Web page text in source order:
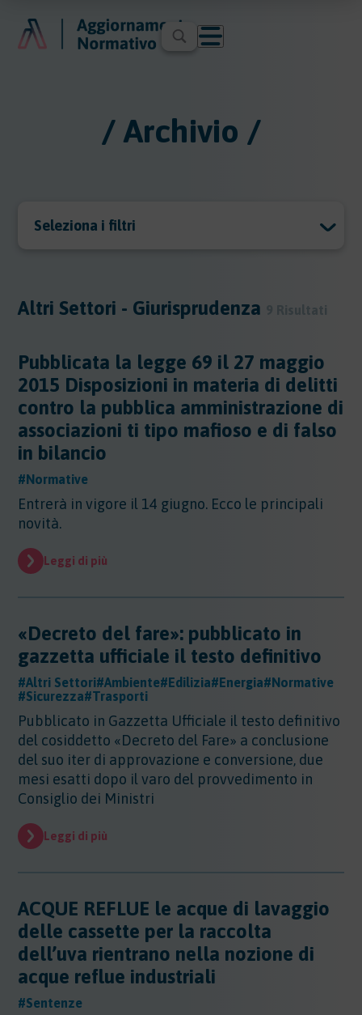
/ Archivio /
Seleziona i filtri
Altri Settori
Altri Settori
Altri Settori - Beni culturali
Altri Settori - Formazione
Altri Settori - Territorio
Altri Settori - Salute
Altri Settori - Sanità
Ambiente
Ambiente
Ambiente - Acque
Ambiente - Suolo
Ambiente - Inquinamento Luminoso
Ambiente - VIA/VINCA/VAS
Ambiente - Inquinamento Acustico
Ambiente - Autorizzazione Unica Ambientale
AUA
Ambiente - Rifiuti/RENTRI
Approfondimenti
Certificazioni
Certificazioni - EMAS
Certificazioni - CSR
Contributi
Documenti
Edilizia
Energia
Energia
Evidenza
Evidenza
Normative
Normative
Notizie
Regioni - Abruzzo
Regioni - Basilicata
Regioni - Calabria
Regioni - Campania
Regioni - Emilia Romagna
Regioni - Friuli Venezia Giulia
Sentenze
Sentenze
Sicurezza
Sicurezza
Sicurezza - Apparecchi Sollevamento
Altri Settori - Giurisprudenza 9 Risultati
Pubblicata la legge 69 il 27 maggio
2015 Disposizioni in materia di delitti
contro la pubblica amministrazione di
associazioni ti tipo mafioso e di falso
in bilancio
#Normative
Entrerà in vigore il 14 giugno. Ecco le principali
novità.
Leggi di più
«Decreto del fare»: pubblicato in
gazzetta ufficiale il testo definitivo
#Altri Settori#Ambiente#Edilizia#Energia#Normative
#Sicurezza#Trasporti
Pubblicato in Gazzetta Ufficiale il testo definitivo
del cosiddetto «Decreto del Fare» a conclusione
del suo iter di approvazione e conversione, due
mesi esatti dopo il varo del provvedimento in
Consiglio dei Ministri
Leggi di più
ACQUE REFLUE le acque di lavaggio
delle cassette per la raccolta
dell’uva rientrano nella nozione di
acque reflue industriali
#Sentenze